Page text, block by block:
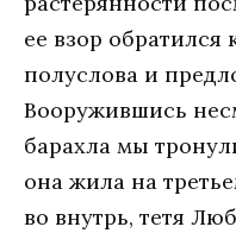
ее взор обратился
полуслова и
Вооружившись
барахла мы
она жила на
во внутрь, тетя